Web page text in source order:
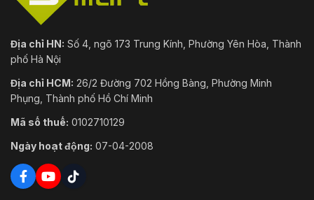
Địa chỉ HN: Số 4, ngõ 173 Trung Kính, Phường Yên Hòa, Thành
phố Hà Nội
Địa chỉ HCM: 26/2 Đường 702 Hồng Bàng, Phường Minh
Phụng, Thành phố Hồ Chí Minh
Mã số thuế: 0102710129
Ngày hoạt động: 07-04-2008